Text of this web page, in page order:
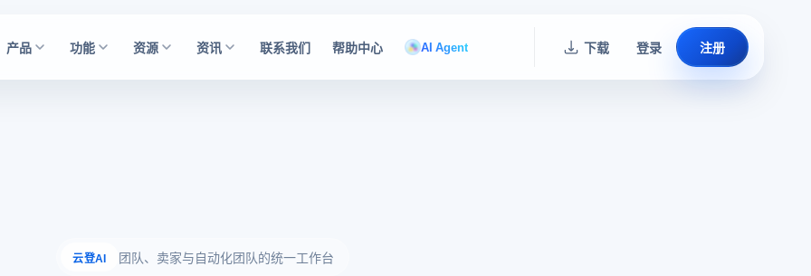
产品 功能 资源 资讯 联系我们 帮助中心 AI Agent 下载 登录 注册
云登AI 团队、卖家与自动化团队的统一工作台